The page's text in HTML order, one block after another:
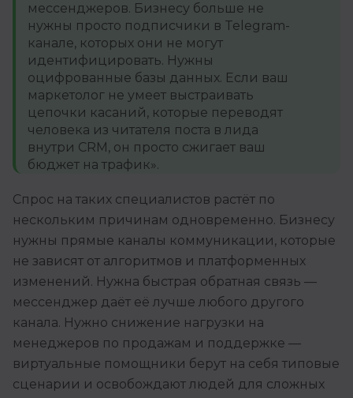
мессенджеров. Бизнесу больше не
нужны просто подписчики в Telegram-
канале, которых они не могут
идентифицировать. Нужны
оцифрованные базы данных. Если ваш
маркетолог не умеет выстраивать
цепочки касаний, которые переводят
человека из читателя поста в лида
внутри CRM, он просто сжигает ваш
бюджет на трафик».
Спрос на таких специалистов растёт по
нескольким причинам одновременно. Бизнесу
нужны прямые каналы коммуникации, которые
не зависят от алгоритмов и платформенных
изменений. Нужна быстрая обратная связь —
мессенджер даёт её лучше любого другого
канала. Нужно снижение нагрузки на
менеджеров по продажам и поддержке —
виртуальные помощники берут на себя типовые
сценарии и освобождают людей для сложных